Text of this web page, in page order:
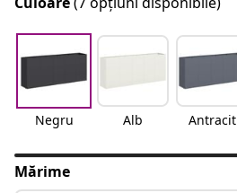
Negru Alb Antracit
Mărime